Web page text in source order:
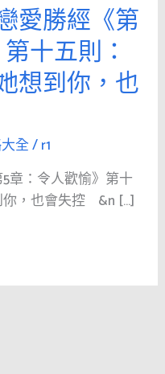
愛勝經《第
十五則：
想到你，也
全/r1
章：令人歡愉》第十
你，也會失控 &n […]